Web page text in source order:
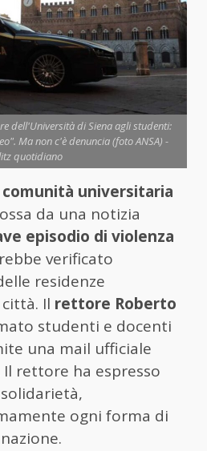
dell'Università di Siena agli studenti:
Ma non c'è denuncia (foto ANSA) -
quotidiano
comunità universitaria
da una notizia
episodio di violenza
verificato
residenze
Il rettore Roberto
studenti e docenti
una mail ufficiale
rettore ha espresso
ogni forma di